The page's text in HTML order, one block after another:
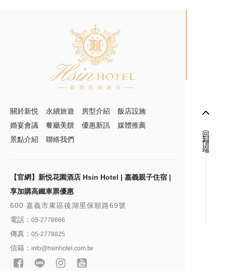
回到頂端
關於新悦 永續旅遊 房型介紹
飯店設施
婚宴會議
餐廳美饌 優惠新訊
媒體推薦
景點介紹
聯絡我們
【官網】新悦花園酒店 Hsin Hotel | 嘉義親子住宿 |
享加購高鐵車票優惠
600 嘉義市東區後湖里保順路69號
電話： 05-2778666
傳真： 05-2778825
信箱： info@hsinhotel.com.tw